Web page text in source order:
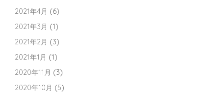
2021年4月 (6)
2021年3月 (1)
2021年2月 (3)
2021年1月 (1)
2020年11月 (3)
2020年10月 (5)